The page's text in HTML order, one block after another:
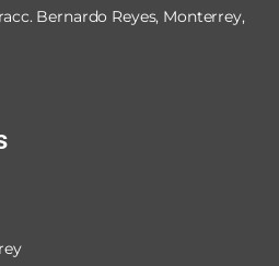
Bernardo Reyes, Monterrey,